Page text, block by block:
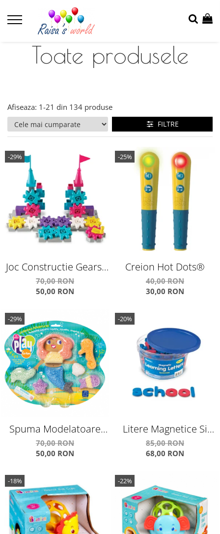
Toate produsele
Afiseaza: 1-21 din 134 produse
FILTRE
-29%
Joc Constructie Gears!
Gears! Gears!® Castle
Gear
70,00 RON
50,00 RON
-25%
Creion Hot Dots®
40,00 RON
30,00 RON
-29%
Spuma Modelatoare
Themed Sets Undersea
Adventures
70,00 RON
50,00 RON
-20%
Litere Magnetice Si
Colorate Din Spuma
85,00 RON
68,00 RON
-18% -22%